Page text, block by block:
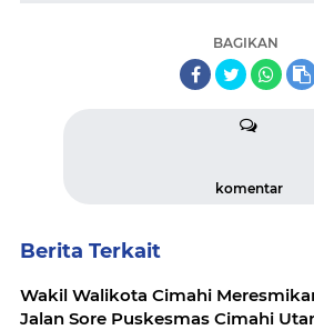
BAGIKAN
komentar
Berita Terkait
Wakil Walikota Cimahi
Jalan Sore Puskesmas Cimahi